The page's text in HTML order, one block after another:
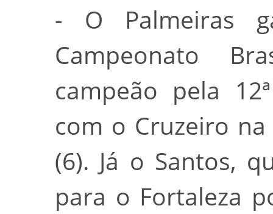
- O Palmeiras
Campeonato
campeão pela
com o Cruzeiro
(6). Já o Santos,
para o Fortaleza